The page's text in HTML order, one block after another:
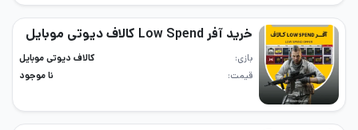
خرید آفر Low Spend کالاف دیوتی موبایل
بازی
کالاف دیوتی موبایل
قیمت
نا موجود